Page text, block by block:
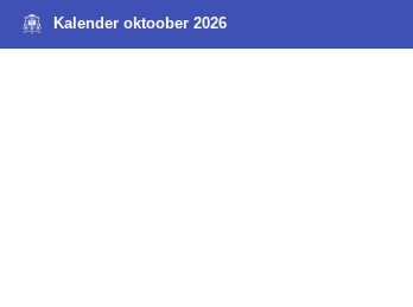
Kalender oktoober 2026